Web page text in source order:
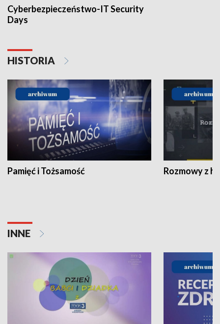
Cyberbezpieczeństwo-IT Security
Days
HISTORIA
Pamięć i Tożsamość Rozmowy z
INNE